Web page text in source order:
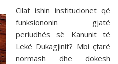
Cilat ishin institucionet që
funksiononin gjatë
periudhës së Kanunit të
Lekë Dukagjinit? Mbi çfarë
normash dhe dokesh